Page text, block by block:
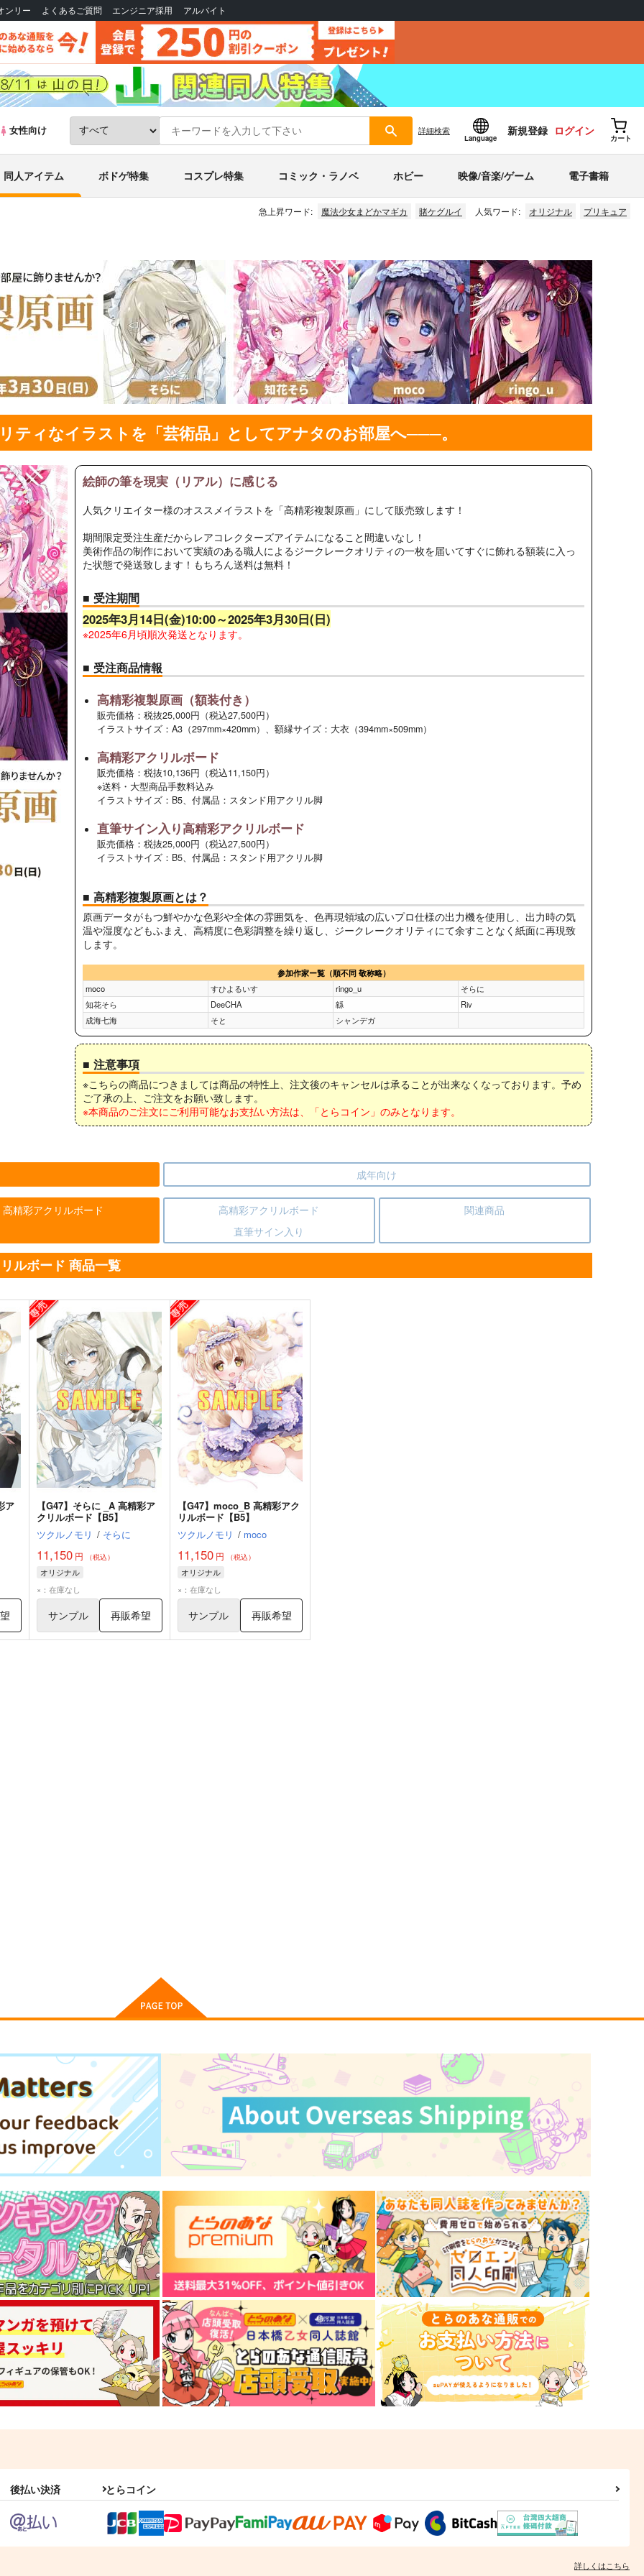
ンリー よくあるご質問 エンジニア採用 アルバイト
女性向け 詳細検索
Language
新規登録 ログイン
カート
同人アイテム ボドゲ特集 コスプレ特集 コミック・ラノベ ホビー 映像/音楽/ゲーム 電子書籍
急上昇ワード: 魔法少女まどかマギカ 賭ケグルイ 人気ワード: オリジナル プリキュア
ティなイラストを「芸術品」としてアナタのお部屋へ───。
絵師の筆を現実（リアル）に感じる
人気クリエイター様のオススメイラストを「高精彩複製原画」にして販売致します！
期間限定受注生産だからレアコレクターズアイテムになること間違いなし！
美術作品の制作において実績のある職人によるジークレークオリティの一枚を届いてすぐに飾れる額装に入っ
た状態で発送致します！もちろん送料は無料！
■ 受注期間
2025年3月14日(金)10:00～2025年3月30日(日)
※2025年6月頃順次発送となります。
■ 受注商品情報
高精彩複製原画（額装付き）
販売価格：税抜25,000円（税込27,500円）
イラストサイズ：A3（297mm×420mm）、額縁サイズ：大衣（394mm×509mm）
高精彩アクリルボード
販売価格：税抜10,136円（税込11,150円）
※送料・大型商品手数料込み
イラストサイズ：B5、付属品：スタンド用アクリル脚
直筆サイン入り高精彩アクリルボード
販売価格：税抜25,000円（税込27,500円）
イラストサイズ：B5、付属品：スタンド用アクリル脚
■ 高精彩複製原画とは？
原画データがもつ鮮やかな色彩や全体の雰囲気を、色再現領域の広いプロ仕様の出力機を使用し、出力時の気
温や湿度などもふまえ、高精度に色彩調整を繰り返し、ジークレークオリティにて余すことなく紙面に再現致
します。
参加作家ー覧（順不同 敬称略）
moco
すひよるいす ringo_u
そらに
知花そら
DeeCHA 緜
Riv
成海七海
そと シャンデガ
■ 注意事項
※こちらの商品につきましては商品の特性上、注文後のキャンセルは承ることが出来なくなっております。予め
ご了承の上、ご注文をお願い致します。
※本商品のご注文にご利用可能なお支払い方法は、「とらコイン」のみとなります。
成年向け
高精彩アクリルボード
高精彩アクリルボード
直筆サイン入り
関連商品
ルボード 商品一覧
ア
【G47】そらに _A 高精彩ア
クリルボード【B5】
ツクルノモリ / そらに
11,150円 （税込）
オリジナル
×：在庫なし
サンプル 再販希望
【G47】moco_B 高精彩アク
リルボード【B5】
ツクルノモリ / moco
11,150円 （税込）
オリジナル
×：在庫なし
サンプル 再販希望
後払い決済 とらコイン
詳しくはこちら